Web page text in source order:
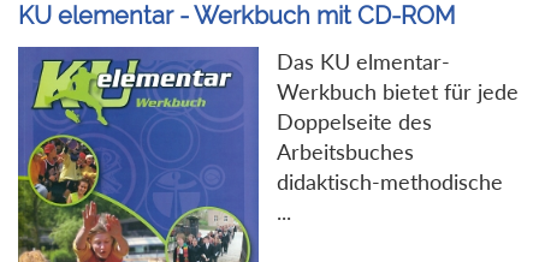
KU elementar - Werkbuch mit CD-ROM
Das KU elmentar-
Werkbuch bietet für jede
Doppelseite des
Arbeitsbuches
didaktisch-methodische
...